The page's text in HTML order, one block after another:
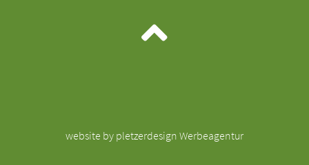
website by pletzerdesign Werbeagentur